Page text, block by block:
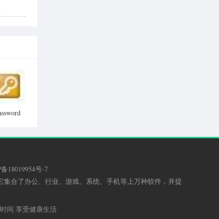
具
18019954号-7
合了办公、行业、游戏、系统、手机等上万种软件，并提
间 享受健康生活